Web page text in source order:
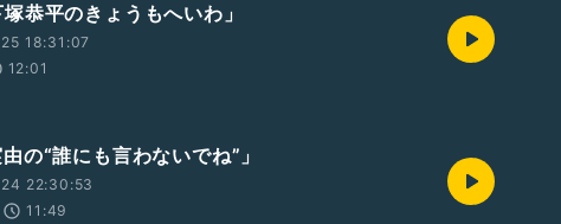
恭平のきょうもへいわ」
18:31:07
12:01
の“誰にも言わないでね”」
22:30:53
11:49